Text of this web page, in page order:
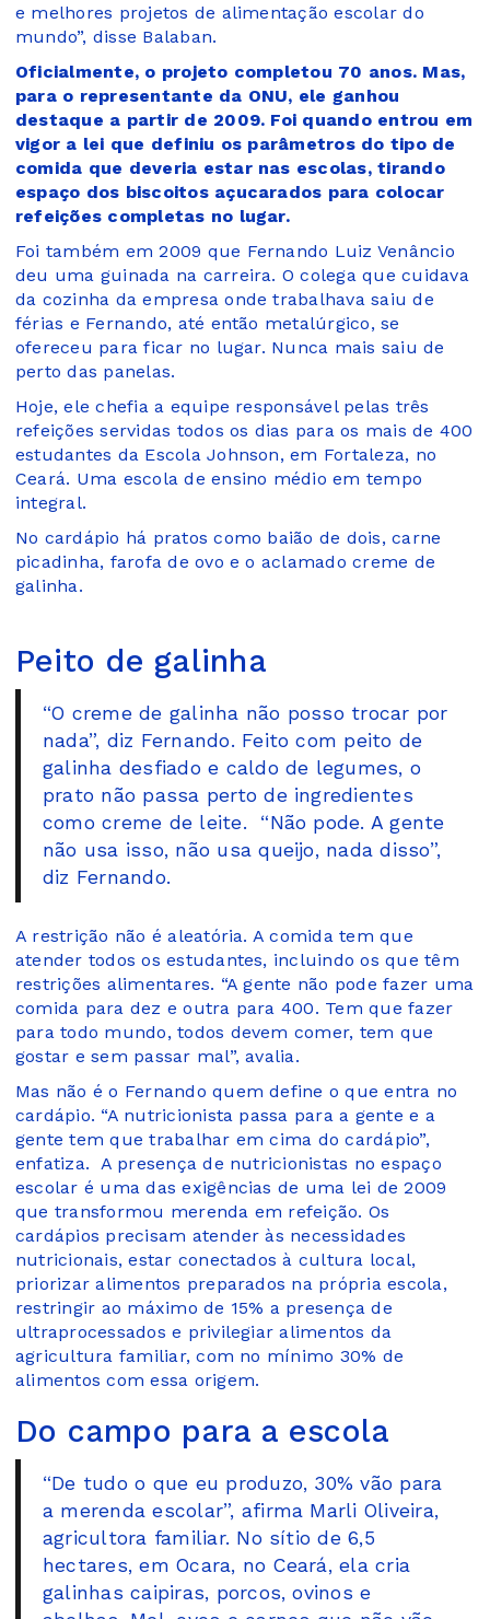
e melhores projetos de alimentação escolar do
mundo”, disse Balaban.
Oficialmente, o projeto completou 70 anos. Mas,
para o representante da ONU, ele ganhou
destaque a partir de 2009. Foi quando entrou em
vigor a lei que definiu os parâmetros do tipo de
comida que deveria estar nas escolas, tirando
espaço dos biscoitos açucarados para colocar
refeições completas no lugar.
Foi também em 2009 que Fernando Luiz Venâncio
deu uma guinada na carreira. O colega que cuidava
da cozinha da empresa onde trabalhava saiu de
férias e Fernando, até então metalúrgico, se
ofereceu para ficar no lugar. Nunca mais saiu de
perto das panelas.
Hoje, ele chefia a equipe responsável pelas três
refeições servidas todos os dias para os mais de 400
estudantes da Escola Johnson, em Fortaleza, no
Ceará. Uma escola de ensino médio em tempo
integral.
No cardápio há pratos como baião de dois, carne
picadinha, farofa de ovo e o aclamado creme de
galinha.
Peito de galinha
“O creme de galinha não posso trocar por
nada”, diz Fernando. Feito com peito de
galinha desfiado e caldo de legumes, o
prato não passa perto de ingredientes
como creme de leite. “Não pode. A gente
não usa isso, não usa queijo, nada disso”,
diz Fernando.
A restrição não é aleatória. A comida tem que
atender todos os estudantes, incluindo os que têm
restrições alimentares. “A gente não pode fazer uma
comida para dez e outra para 400. Tem que fazer
para todo mundo, todos devem comer, tem que
gostar e sem passar mal”, avalia.
Mas não é o Fernando quem define o que entra no
cardápio. “A nutricionista passa para a gente e a
gente tem que trabalhar em cima do cardápio”,
enfatiza. A presença de nutricionistas no espaço
escolar é uma das exigências de uma lei de 2009
que transformou merenda em refeição. Os
cardápios precisam atender às necessidades
nutricionais, estar conectados à cultura local,
priorizar alimentos preparados na própria escola,
restringir ao máximo de 15% a presença de
ultraprocessados e privilegiar alimentos da
agricultura familiar, com no mínimo 30% de
alimentos com essa origem.
Do campo para a escola
“De tudo o que eu produzo, 30% vão para
a merenda escolar”, afirma Marli Oliveira,
agricultora familiar. No sítio de 6,5
hectares, em Ocara, no Ceará, ela cria
galinhas caipiras, porcos, ovinos e